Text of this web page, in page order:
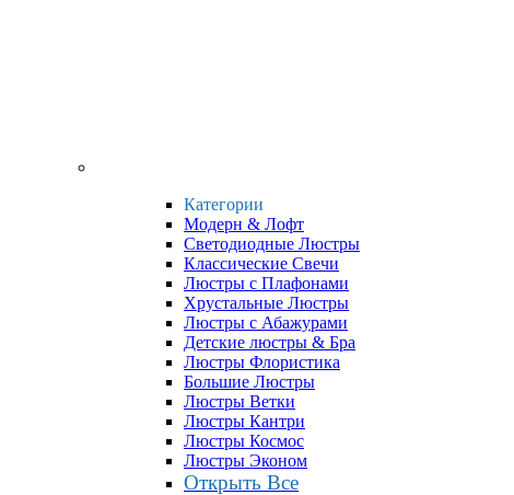
Категории
Модерн & Лофт
Светодиодные Люстры
Классические Свечи
Люстры с Плафонами
Хрустальные Люстры
Люстры с Абажурами
Детские люстры & Бра
Люстры Флористика
Большие Люстры
Люстры Ветки
Люстры Кантри
Люстры Космос
Люстры Эконом
Открыть Все